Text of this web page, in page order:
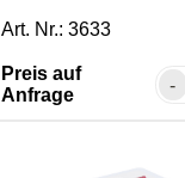
Art. Nr.: 3633
Preis auf
Anfrage
-